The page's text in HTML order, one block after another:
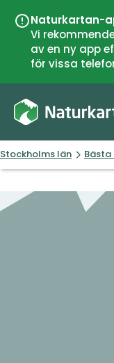
Naturkartan-
Vi
av en ny app
för vissa
Stockholms län